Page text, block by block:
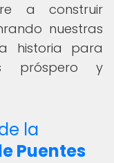
a construir
nuestras
historia para
próspero y
la
Puentes